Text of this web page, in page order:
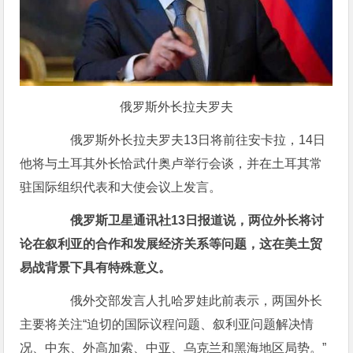
俄罗斯外长拉夫罗夫
俄罗斯外长拉夫罗夫13日将前往安卡拉，14日
他将与土耳其外长恰武什奥卢举行会谈，并在土耳其常
驻国际组织代表和大使会议上发言。
俄罗斯卫星通讯社13日报道说，两位外长将讨
论在叙利亚的合作和发展经济关系等问题，这在美土贸
易战背景下具有特殊意义。
俄外交部发言人扎哈罗娃此前表示，两国外长
主要将关注“迫切的国际议程问题、叙利亚问题解决情
况、中东、外高加索、中亚、乌克兰和黑海地区局势。”